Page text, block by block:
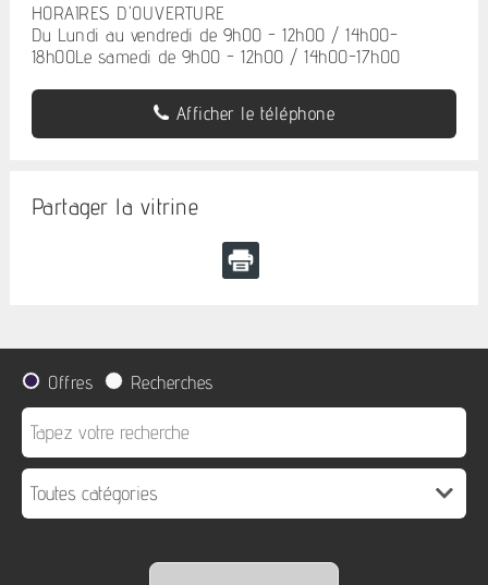
HORAIRES D'OUVERTURE
Du Lundi au vendredi de 9h00 - 12h00 / 14h00-
18h00Le samedi de 9h00 - 12h00 / 14h00-17h00
Afficher le téléphone
Partager la vitrine
Offres Recherches